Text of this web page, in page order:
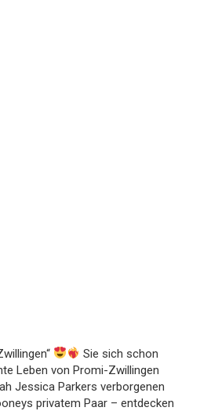
Sie sich schon
Leben von Promi-Zwillingen
Jessica Parkers verborgenen
privatem Paar – entdecken